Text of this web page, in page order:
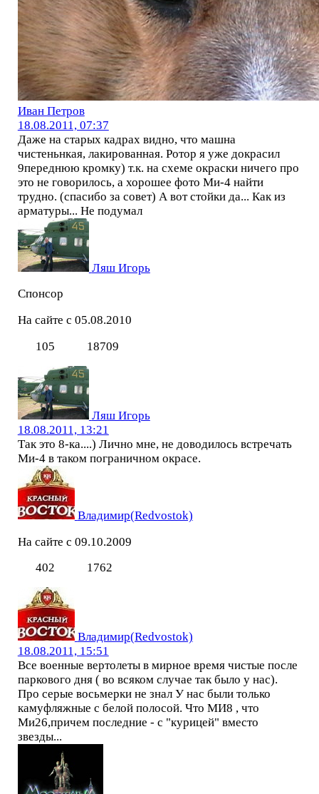
Иван Петров
18.08.2011, 07:37
Даже на старых кадрах видно, что машна
чистеньнкая, лакированная. Ротор я уже докрасил
9переднюю кромку) т.к. на схеме окраски ничего про
это не говорилось, а хорошее фото Ми-4 найти
трудно. (спасибо за совет) А вот стойки да... Как из
арматуры... Не подумал
Ляш Игорь
Спонсор
На сайте с 05.08.2010
105
18709
Ляш Игорь
18.08.2011, 13:21
Так это 8-ка....) Лично мне, не доводилось встречать
Ми-4 в таком пограничном окрасе.
Владимир(Redvostok)
На сайте с 09.10.2009
402
1762
Владимир(Redvostok)
18.08.2011, 15:51
Все военные вертолеты в мирное время чистые после
паркового дня ( во всяком случае так было у нас).
Про серые восьмерки не знал У нас были только
камуфляжные с белой полосой. Что МИ8 , что
Ми26,причем последние - с "курицей" вместо
звезды...